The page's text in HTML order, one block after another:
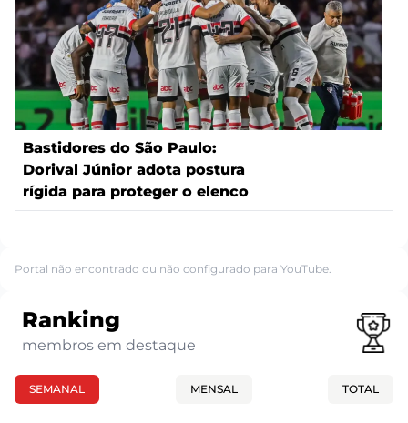
Bastidores do São Paulo:
Dorival Júnior adota postura
rígida para proteger o elenco
Portal não encontrado ou não configurado para YouTube.
Ranking
membros em destaque
SEMANAL MENSAL TOTAL